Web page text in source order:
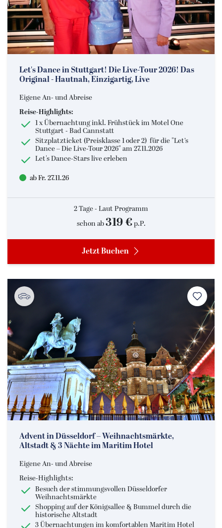
Let's Dance in Stuttgart! Die Live-Tour 2026! Das
Original - Hautnah, Einzigartig, Live
Eigene An- und Abreise
Reise-Highlights:
1 x Übernachtung inkl. Frühstück im Motel One
Stuttgart - Bad Cannstatt
Sitzplatzticket (Preisklasse 1 oder 2) für die "Let’s
Dance – Die Live-Tour 2026" am 27.11.2026
Let's Dance-Stars live erleben
ab Fr. 27.11.26
2 Tage - Laut Programm
schon ab 319 €p.P.
Jetzt Buchen
Advent in Düsseldorf – Weihnachtsmärkte,
Altstadt & 3 Nächte im Maritim Hotel
Eigene An- und Abreise
Reise-Highlights:
Besuch der stimmungsvollen Düsseldorfer
Weihnachtsmärkte
Shopping auf der Königsallee & Bummel durch die
historische Altstadt
3 Übernachtungen im komfortablen Maritim Hotel